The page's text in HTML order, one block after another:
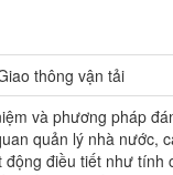
thông vận tải
và phương pháp
quản lý nhà nước,
điều tiết như tính